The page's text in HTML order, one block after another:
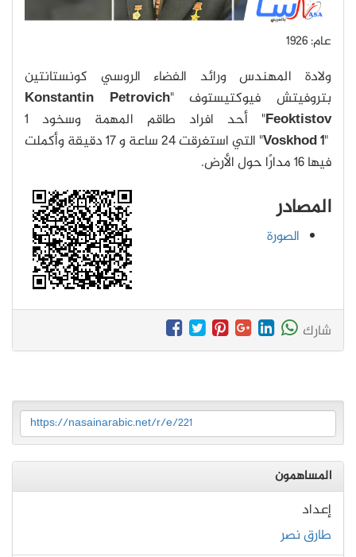
عام: 1926
ولادة المهندس ورائد الفضاء الروسي كونستانتين
بتروفيتش فيوكتيستوف "Konstantin Petrovich
Feoktistov
" أحد افراد طاقم المهمة وسخود 1
"
Voskhod 1
" التي استغرقت 24 ساعة و 17 دقيقة وأكملت
فيها 16 مدارًا حول الأرض.
المصادر
الصورة
شارك
https://nasainarabic.net/r/e/221
المساهمون
إعداد
طارق نصر